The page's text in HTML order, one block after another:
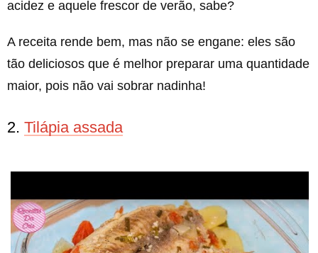
acidez e aquele frescor de verão, sabe?
A receita rende bem, mas não se engane: eles são
tão deliciosos que é melhor preparar uma quantidade
maior, pois não vai sobrar nadinha!
2. Tilápia assada